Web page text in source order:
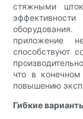
стяжными
приложение
способствуют
что в
повышению
Гибкие